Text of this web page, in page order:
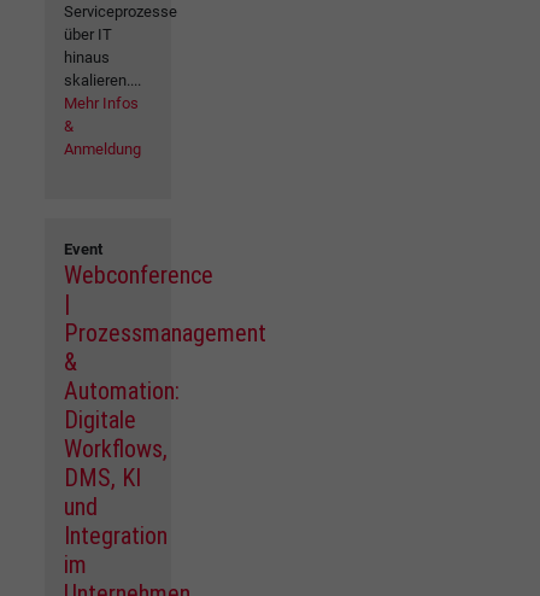
Serviceprozesse
über IT
hinaus
skalieren....
Mehr Infos
&
Anmeldung
Event
Webconference
|
Prozessmanagement
&
Automation:
Digitale
Workflows,
DMS, KI
und
Integration
im